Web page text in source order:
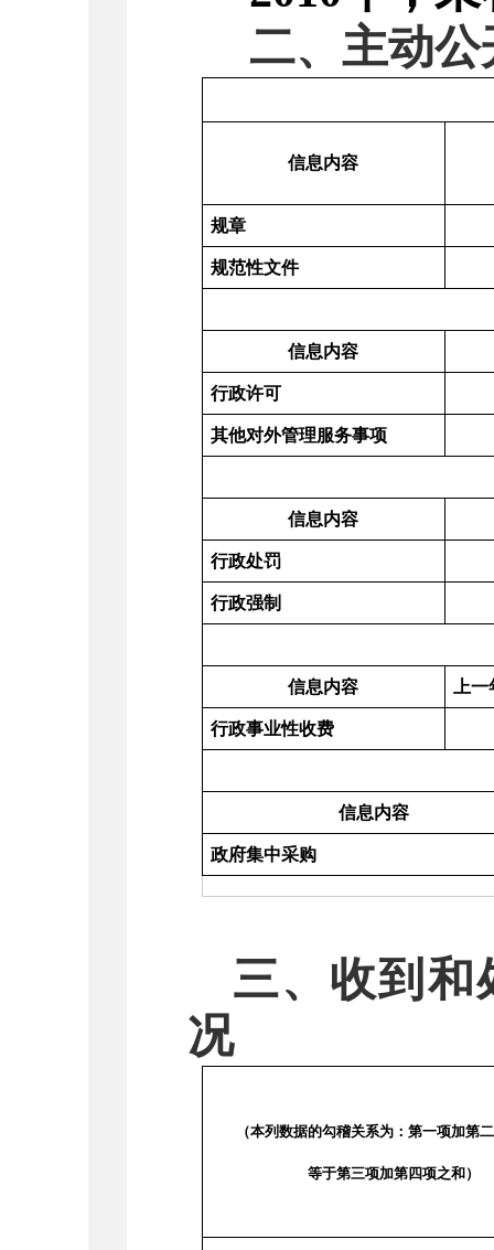
二、主动
信息内容
规章
规范性文件
信息内容
行政许可
其他对外管理服务事项
信息内容
行政处罚
行政强制
信息内容 上
行政事业性收费
信息内容
政府集中采购
三、收到和
况
（本列数据的勾稽关系为：第一项加第
等于第三项加第四项之和）